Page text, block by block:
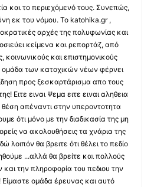
και το περιεχόμενό τους. Συνεπώς,
εκ του νόμου. Το katohika.gr ,
αρχές της πολυφωνίας και
κείμενα και ρεπορτάζ, από
κοινωνικούς και επιστημονικούς
των κατοχικών νέων φέρνει
προς ξεσκαρτάρισμα απο τους
Ειτε ειναι Ψεμα ειτε ειναι αληθεια
απέναντι στην υπεροντοτητα
ότι μόνο με την διαδικασία της μη
να ακολουθήσεις τα χνάρια της
λοιπόν θα βρειτε ότι θέλει το πεδίο
...αλλά θα βρείτε και πολλούς
την πληροφορία του πεδιου την
ομάδα έρευνας και αυτό